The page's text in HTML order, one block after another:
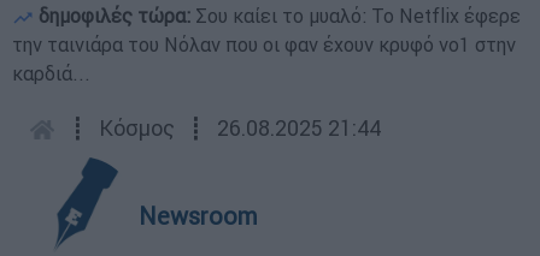
δημοφιλές τώρα: Σου καίει το μυαλό: Το Netflix έφερε
την ταινιάρα του Νόλαν που οι φαν έχουν κρυφό νο1 στην
καρδιά...
┋ Κόσμος ┋ 26.08.2025 21:44
Newsroom